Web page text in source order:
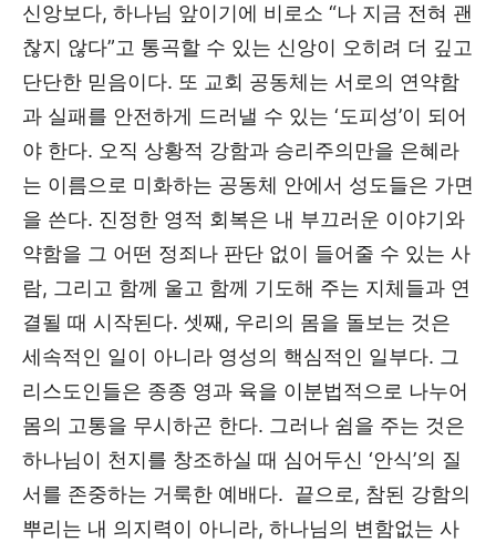
신앙보다, 하나님 앞이기에 비로소 “나 지금 전혀 괜
찮지 않다”고 통곡할 수 있는 신앙이 오히려 더 깊고
단단한 믿음이다. 또 교회 공동체는 서로의 연약함
과 실패를 안전하게 드러낼 수 있는 ‘도피성’이 되어
야 한다. 오직 상황적 강함과 승리주의만을 은혜라
는 이름으로 미화하는 공동체 안에서 성도들은 가면
을 쓴다. 진정한 영적 회복은 내 부끄러운 이야기와
약함을 그 어떤 정죄나 판단 없이 들어줄 수 있는 사
람, 그리고 함께 울고 함께 기도해 주는 지체들과 연
결될 때 시작된다. 셋째, 우리의 몸을 돌보는 것은
세속적인 일이 아니라 영성의 핵심적인 일부다. 그
리스도인들은 종종 영과 육을 이분법적으로 나누어
몸의 고통을 무시하곤 한다. 그러나 쉼을 주는 것은
하나님이 천지를 창조하실 때 심어두신 ‘안식’의 질
서를 존중하는 거룩한 예배다. 끝으로, 참된 강함의
뿌리는 내 의지력이 아니라, 하나님의 변함없는 사